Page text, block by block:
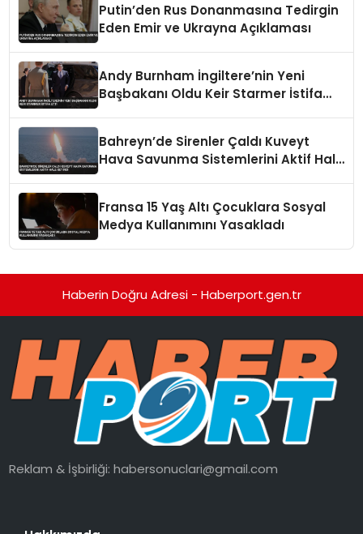
Putin’den Rus Donanmasına Tedirgin
Eden Emir ve Ukrayna Açıklaması
Andy Burnham İngiltere’nin Yeni
Başbakanı Oldu Keir Starmer İstifa
Bahreyn’de Sirenler Çaldı Kuveyt
Hava Savunma Sistemlerini Aktif Hale
Fransa 15 Yaş Altı Çocuklara Sosyal
Medya Kullanımını Yasakladı
Haberin Doğru Adresi - Haberport.gen.tr
Reklam & İşbirliği:habersonuclari@gmail.com